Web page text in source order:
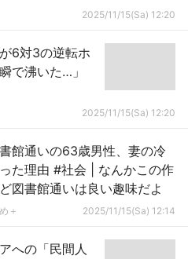
2025/11/15(Sa) 12:20
6対3の逆転ホ
で沸いた…」
2025/11/15(Sa) 12:20
館通いの63歳男性、妻の冷
社会 | なんかこの作
図書館通いは良い趣味だよ
＋ 2025/11/15(Sa) 12:14
への「民間人